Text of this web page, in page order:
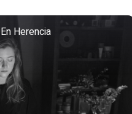
Herencia